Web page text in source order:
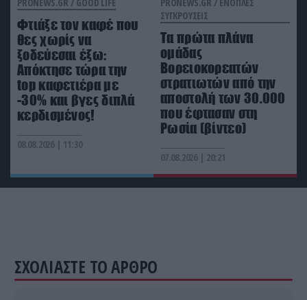
GOOD LIFE 18:24
Η απλή τεχνική των 3 βημάτων που μπορεί να
βοηθήσει όταν σας κατακλύζουν άγχος, θυμός και
ενοχές
Φτιάξε τον καφέ που
θες χωρίς να
ξοδεύεσαι έξω:
Απόκτησε τώρα την
top καφετιέρα με
-30% και βγες διπλά
κερδισμένος!
08.08.2026 | 11:30
ΣΥΓΚΡΟΥΣΕΙΣ
Τα πρώτα πλάνα
ομάδας
Βορειοκορεατών
στρατιωτών από την
αποστολή των 30.000
που έφτασαν στη
Ρωσία (βίντεο)
07.08.2026 | 20:21
ΣΧΟΛΙΑΣΤΕ ΤΟ ΑΡΘΡΟ